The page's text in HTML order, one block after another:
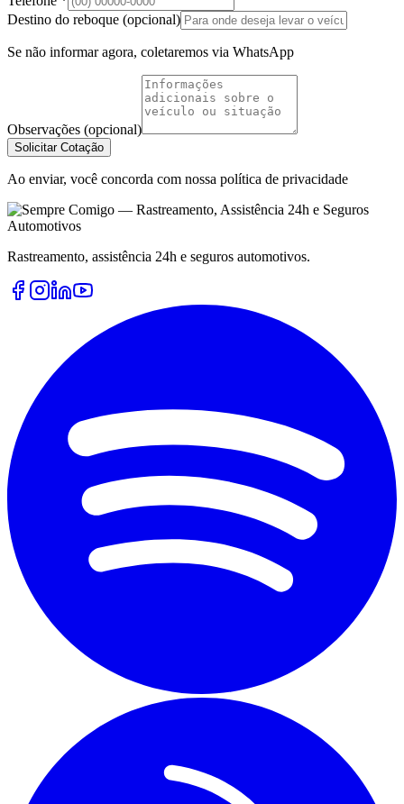
Destino do reboque (opcional)
Se não informar agora, coletaremos via WhatsApp
Observações (opcional)
Solicitar Cotação
Ao enviar, você concorda com nossa política de privacidade
Rastreamento, assistência 24h e seguros automotivos.